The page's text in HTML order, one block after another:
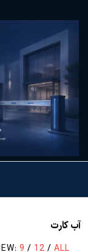
همیار
آب کارت
9 / 12 / ALL